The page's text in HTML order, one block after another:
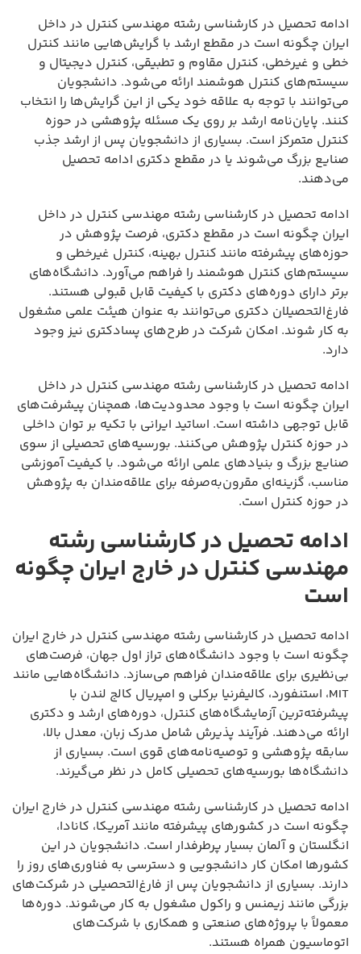
ادامه تحصیل در کارشناسی رشته مهندسی کنترل در داخل
ایران چگونه است در مقطع ارشد با گرایش‌هایی مانند کنترل
خطی و غیرخطی، کنترل مقاوم و تطبیقی، کنترل دیجیتال و
سیستم‌های کنترل هوشمند ارائه می‌شود. دانشجویان
می‌توانند با توجه به علاقه خود یکی از این گرایش‌ها را انتخاب
کنند. پایان‌نامه ارشد بر روی یک مسئله پژوهشی در حوزه
کنترل متمرکز است. بسیاری از دانشجویان پس از ارشد جذب
صنایع بزرگ می‌شوند یا در مقطع دکتری ادامه تحصیل
می‌دهند.
ادامه تحصیل در کارشناسی رشته مهندسی کنترل در داخل
ایران چگونه است در مقطع دکتری، فرصت پژوهش در
حوزه‌های پیشرفته مانند کنترل بهینه، کنترل غیرخطی و
سیستم‌های کنترل هوشمند را فراهم می‌آورد. دانشگاه‌های
برتر دارای دوره‌های دکتری با کیفیت قابل قبولی هستند.
فارغ‌التحصیلان دکتری می‌توانند به عنوان هیئت علمی مشغول
به کار شوند. امکان شرکت در طرح‌های پسادکتری نیز وجود
دارد.
ادامه تحصیل در کارشناسی رشته مهندسی کنترل در داخل
ایران چگونه است با وجود محدودیت‌ها، همچنان پیشرفت‌های
قابل توجهی داشته است. اساتید ایرانی با تکیه بر توان داخلی
در حوزه کنترل پژوهش می‌کنند. بورسیه‌های تحصیلی از سوی
صنایع بزرگ و بنیادهای علمی ارائه می‌شود. با کیفیت آموزشی
مناسب، گزینه‌ای مقرون‌به‌صرفه برای علاقه‌مندان به پژوهش
در حوزه کنترل است.
ادامه تحصیل در کارشناسی رشته
مهندسی کنترل در خارج ایران چگونه
است
ادامه تحصیل در کارشناسی رشته مهندسی کنترل در خارج ایران
چگونه است با وجود دانشگاه‌های تراز اول جهان، فرصت‌های
بی‌نظیری برای علاقه‌مندان فراهم می‌سازد. دانشگاه‌هایی مانند
MIT، استنفورد، کالیفرنیا برکلی و امپریال کالج لندن با
پیشرفته‌ترین آزمایشگاه‌های کنترل، دوره‌های ارشد و دکتری
ارائه می‌دهند. فرآیند پذیرش شامل مدرک زبان، معدل بالا،
سابقه پژوهشی و توصیه‌نامه‌های قوی است. بسیاری از
دانشگاه‌ها بورسیه‌های تحصیلی کامل در نظر می‌گیرند.
ادامه تحصیل در کارشناسی رشته مهندسی کنترل در خارج ایران
چگونه است در کشورهای پیشرفته مانند آمریکا، کانادا،
انگلستان و آلمان بسیار پرطرفدار است. دانشجویان در این
کشورها امکان کار دانشجویی و دسترسی به فناوری‌های روز را
دارند. بسیاری از دانشجویان پس از فارغ‌التحصیلی در شرکت‌های
بزرگی مانند زیمنس و راکول مشغول به کار می‌شوند. دوره‌ها
معمولاً با پروژه‌های صنعتی و همکاری با شرکت‌های
اتوماسیون همراه هستند.